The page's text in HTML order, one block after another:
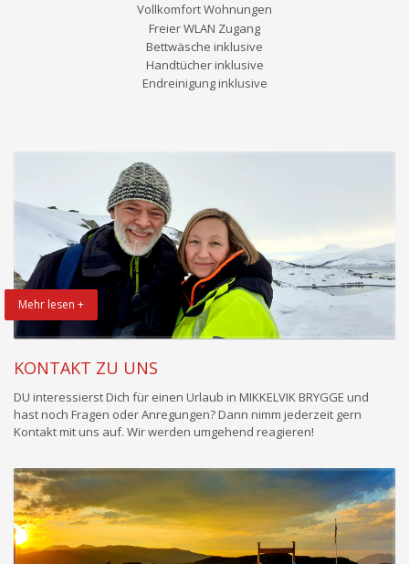
Vollkomfort Wohnungen
Freier WLAN Zugang
Bettwäsche inklusive
Handtücher inklusive
Endreinigung inklusive
Mehr lesen +
KONTAKT ZU UNS
DU interessierst Dich für einen Urlaub in MIKKELVIK BRYGGE und
hast noch Fragen oder Anregungen? Dann nimm jederzeit gern
Kontakt mit uns auf. Wir werden umgehend reagieren!